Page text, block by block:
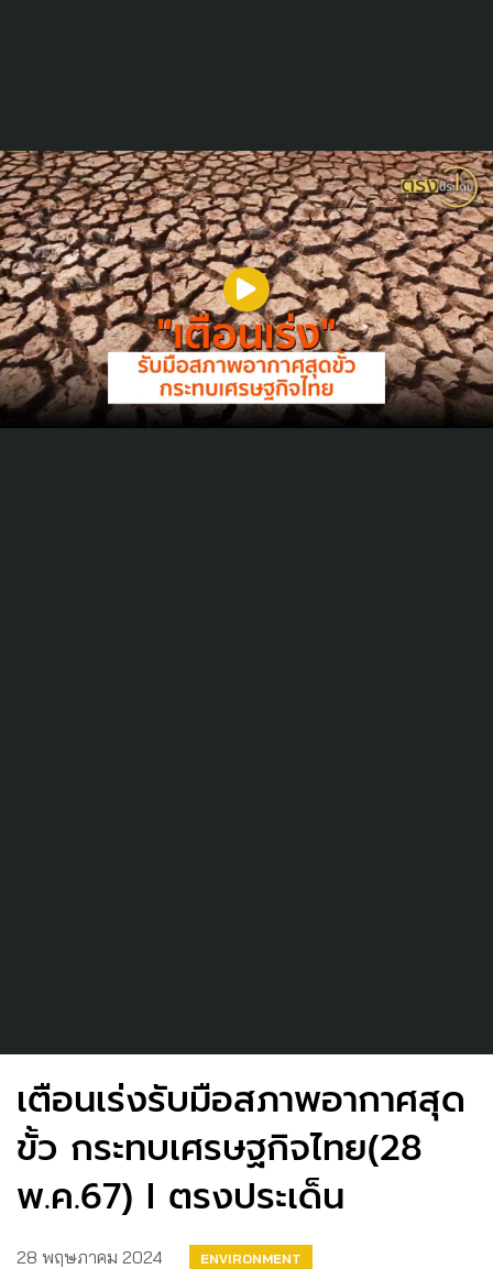
เตือนเร่งรับมือสภาพอากาศสุด
ขั้ว กระทบเศรษฐกิจไทย(28
พ.ค.67) I ตรงประเด็น
28 พฤษภาคม 2024 ENVIRONMENT